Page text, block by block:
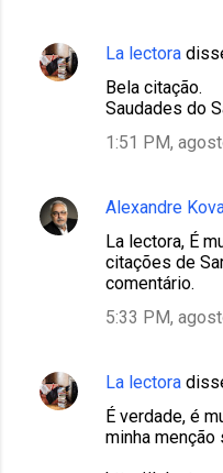
La lectora
Bela citação.
Saudades do
1:51 PM,
Alexandre
La lectora, É
citações de
comentário.
5:33 PM,
La lectora
É verdade, é
minha menção